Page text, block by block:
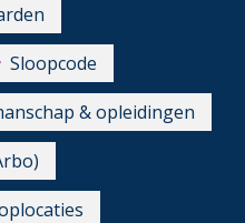
Sloopcode
& opleidingen